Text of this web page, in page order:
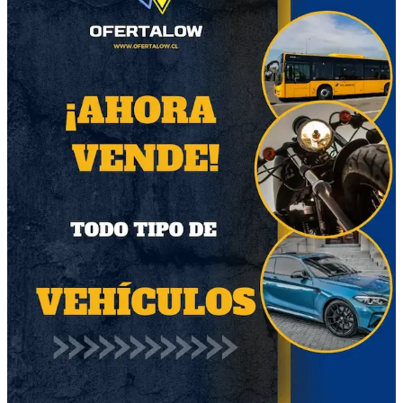
Producto Nuevo
Producto Usado
56
Saratoga Agotaras CD
$10.000
Región Metropolitana
Producto Usado
Children of Bodom -
Follow the Reaper CD
7% OFF
$9300
$10.000
Región Metropolitana
Producto Usado